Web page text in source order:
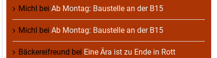
Michl bei Ab Montag: Baustelle an der B15
Michl bei Ab Montag: Baustelle an der B15
Bäckereifreund bei Eine Ära ist zu Ende in Rott